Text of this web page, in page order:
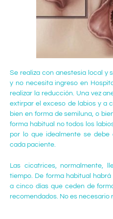
Se realiza con anestesia local y
y no necesita ingreso en
realizar la reducción. Una vez
extirpar el exceso de labios y a
bien en forma de semiluna, o
forma habitual no todos los
por lo que idealmente se
cada paciente.
Las cicatrices, normalmente,
tiempo. De forma habitual
a cinco días que ceden de
recomendados. No es necesario